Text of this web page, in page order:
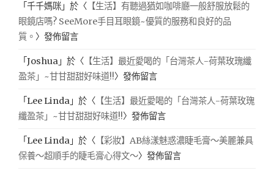
「千千媽咪 」於〈 【生活】有聽過猶如咖啡廳一般舒服放鬆的
眼鏡店嗎? SeeMore手目耳眼鏡~優質的服務和良好的品
質。 〉發佈留言
「Joshua 」於〈 【生活】最近愛喝的「台灣茶人-荷葉玫瑰纖
盈茶」~甘甘甜甜好味道!!〉發佈留言
「Lee Linda 」於〈 【生活】最近愛喝的「台灣茶人-荷葉玫瑰
纖盈茶」~甘甘甜甜好味道!!〉發佈留言
「Lee Linda 」於〈 【彩妝】AB絲漾魅惑濃睫毛膏～美麗兼具
保養～超順手的睫毛膏心得文～〉發佈留言